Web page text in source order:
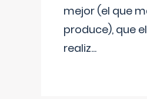
mejor (el que
produce), que
realiz...